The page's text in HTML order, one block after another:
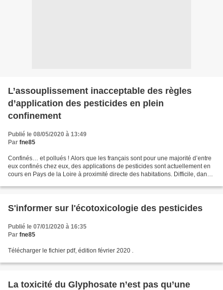
L’assouplissement inacceptable des règles
d’application des pesticides en plein
confinement
Publié le 08/05/2020 à 13:49
Par fne85
Confinés… et pollués ! Alors que les français sont pour une majorité d’entre
eux confinés chez eux, des applications de pesticides sont actuellement en
cours en Pays de la Loire à proximité directe des habitations. Difficile, dans
S'informer sur l'écotoxicologie des pesticides
Publié le 07/01/2020 à 16:35
Par fne85
Télécharger le fichier pdf, édition février 2020 .
La toxicité du Glyphosate n’est pas qu’une